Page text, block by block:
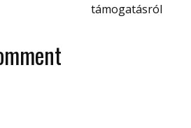
támogatásról